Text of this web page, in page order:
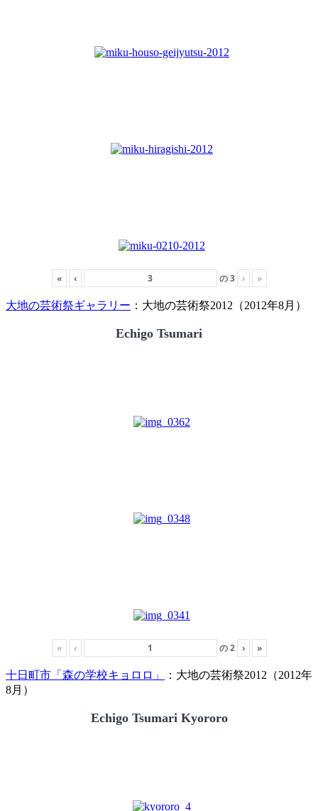
« ‹ の3 › »
大地の芸術祭ギャラリー ：大地の芸術祭2012（2012年8月）
Echigo Tsumari
« ‹ の2 › »
十日町市「森の学校キョロロ」
：大地の芸術祭2012（2012年
8月）
Echigo Tsumari Kyororo